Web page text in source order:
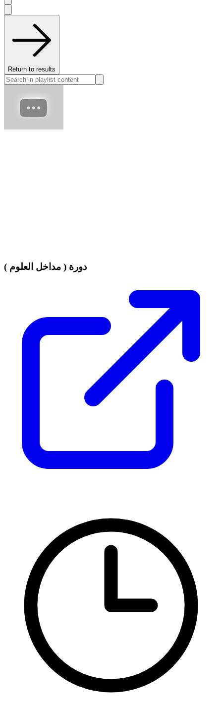
Return to results
دورة ( مداخل العلوم )